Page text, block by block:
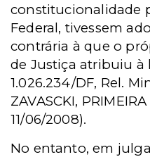
constitucionalidade
Federal, tivessem
contrária à que o
de Justiça atribuiu à
1.026.234/DF, Rel.
ZAVASCKI,
11/06/2008).
No entanto, em